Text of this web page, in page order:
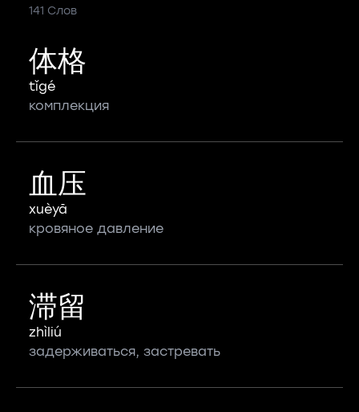
141 Слов
体格
tǐgé
комплекция
血压
xuèyā
кровяное давление
滞留
zhìliú
задерживаться, застревать